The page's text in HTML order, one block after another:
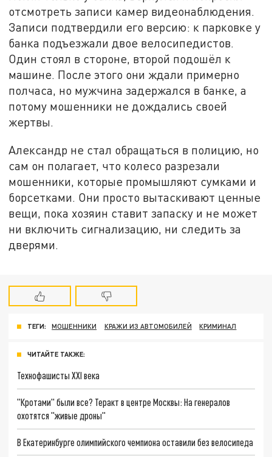
отсмотреть записи камер видеонаблюдения.
Записи подтвердили его версию: к парковке у
банка подъезжали двое велосипедистов.
Один стоял в стороне, второй подошёл к
машине. После этого они ждали примерно
полчаса, но мужчина задержался в банке, а
потому мошенники не дождались своей
жертвы.
Александр не стал обращаться в полицию, но
сам он полагает, что колесо разрезали
мошенники, которые промышляют сумками и
борсетками. Они просто вытаскивают ценные
вещи, пока хозяин ставит запаску и не может
ни включить сигнализацию, ни следить за
дверями.
ТЕГИ: МОШЕННИКИ КРАЖИ ИЗ АВТОМОБИЛЕЙ КРИМИНАЛ
ЧИТАЙТЕ ТАКЖЕ:
Технофашисты XXI века
"Кротами" были все? Теракт в центре Москвы: На генералов
охотятся "живые дроны"
В Екатеринбурге олимпийского чемпиона оставили без велосипеда